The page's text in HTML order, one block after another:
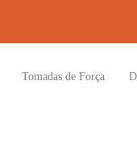
Tomadas de Força